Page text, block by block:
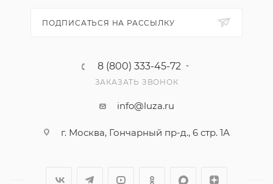
ПОДПИСАТЬСЯ НА РАССЫЛКУ
8 (800) 333-45-72
ЗАКАЗАТЬ ЗВОНОК
info@luza.ru
г. Москва, Гончарный пр-д., 6 стр. 1А